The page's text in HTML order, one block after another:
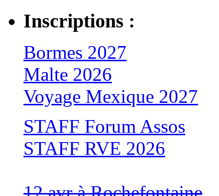
Inscriptions :
Bormes 2027
Malte 2026
Voyage Mexique 2027
STAFF Forum Assos
STAFF RVE 2026